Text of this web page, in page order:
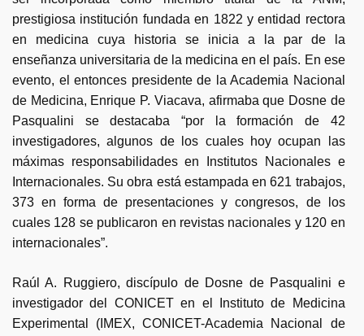
prestigiosa institución fundada en 1822 y entidad rectora
en medicina cuya historia se inicia a la par de la
enseñanza universitaria de la medicina en el país. En ese
evento, el entonces presidente de la Academia Nacional
de Medicina, Enrique P. Viacava, afirmaba que Dosne de
Pasqualini se destacaba “por la formación de 42
investigadores, algunos de los cuales hoy ocupan las
máximas responsabilidades en Institutos Nacionales e
Internacionales. Su obra está estampada en 621 trabajos,
373 en forma de presentaciones y congresos, de los
cuales 128 se publicaron en revistas nacionales y 120 en
internacionales”.
Raúl A. Ruggiero, discípulo de Dosne de Pasqualini e
investigador del CONICET en el Instituto de Medicina
Experimental (IMEX, CONICET-Academia Nacional de